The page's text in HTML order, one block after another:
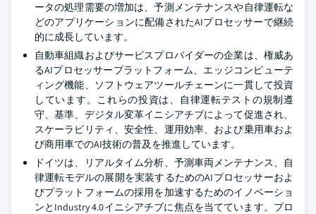
ータの処理需要の増加は、予測メンテナンスや自律運転な
どのアプリケーションに配備されたAIプロセッサーで継続
的に成長しています。
自動車組織およびサービスプロバイダーの企業は、権威あ
るAIプロセッサープラットフォーム、エッジコンピューテ
ィング機能、ソフトウェアツールチェーンに一貫して投資
しています。これらの投資は、自律運転テストの規制遵
守、基準、デジタル変革イニシアチブによって促進され、
スケーラビリティ、安全性、運用効率、および乗用車およ
び商用車でのAI技術の普及を推進しています。
ドイツは、リアルタイム分析、予測車両メンテナンス、自
律運転モデルの展開を実装するためのAIプロセッサーおよ
びプラットフォームの採用を加速するためのイノベーショ
ンとIndustry 4.0イニシアチブに焦点を当てています。プロ